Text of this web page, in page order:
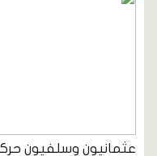
عثمانيون وسلفيون